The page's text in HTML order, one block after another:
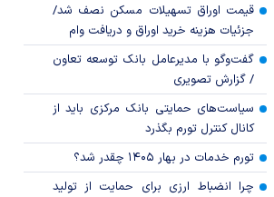
قیمت اوراق تسهیلات مسکن نصف شد/
جزئیات هزینه خرید اوراق و دریافت وام
گفت‌وگو با مدیرعامل بانک توسعه تعاون
/ گزارش تصویری
سیاست‌های حمایتی بانک مرکزی باید از
کانال کنترل تورم بگذرد
تورم خدمات در بهار ۱۴۰۵ چقدر شد؟
چرا انضباط ارزی برای حمایت از تولید